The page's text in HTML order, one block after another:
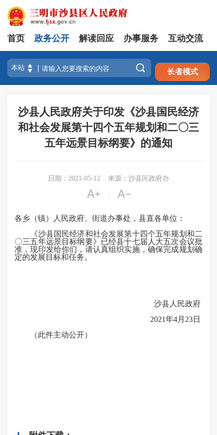
注册 登录
首页 政务公开 解读回应 办事服务 互动交流
 长者模式
沙县人民政府关于印发《沙县国民经济
和社会发展第十四个五年规划和二〇三
五年远景目标纲要》的通知
日期：2021-05-12 来源：沙县区政府办
 
各乡（镇）人民政府、街道办事处，县直各单位：
《沙县国民经济和社会发展第十四个五年规划和二
〇三五年远景目标纲要》已经县十七届人大五次会议批
准，现印发给你们，请认真组织实施，确保完成规划确
定的发展目标和任务。
沙县人民政府
2021年4月23日
（此件主动公开）